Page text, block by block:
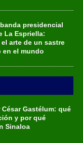
presidencial
La Espriella:
arte de un sastre
el mundo
Gastélum: qué
y por qué
Sinaloa